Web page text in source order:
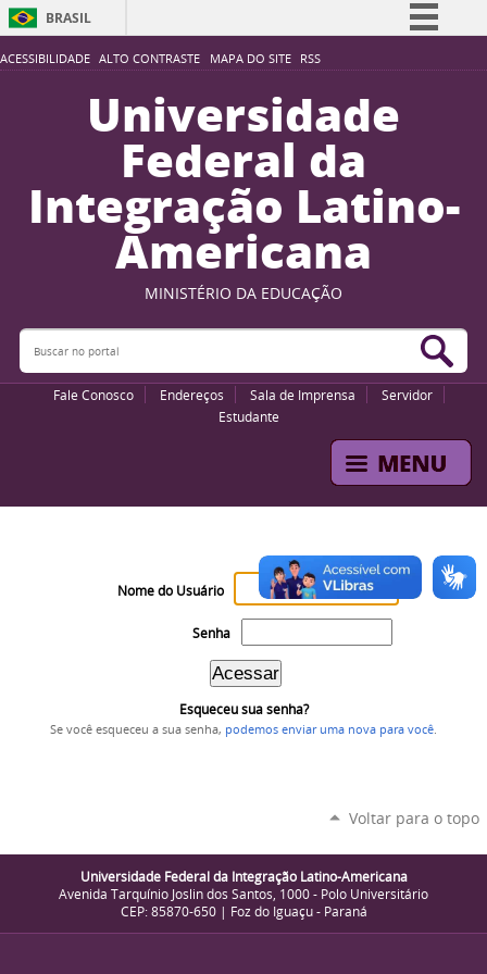
ACESSIBILIDADE ALTO CONTRASTE MAPA DO SITE RSS
BRASIL
Simplifique!
Participe
Acesso à informação
Legislação
Canais
Universidade
Federal da
Integração Latino-
Americana
MINISTÉRIO DA EDUCAÇÃO
Buscar no portal
Fale Conosco Endereços Sala de Imprensa
Servidor
Estudante
Nome do Usuário
Senha
Esqueceu sua senha?
Se você esqueceu a sua senha, podemos enviar uma nova para você.
Voltar para o topo
Universidade Federal da Integração Latino-Americana
Avenida Tarquínio Joslin dos Santos, 1000 - Polo Universitário
CEP: 85870-650 | Foz do Iguaçu - Paraná